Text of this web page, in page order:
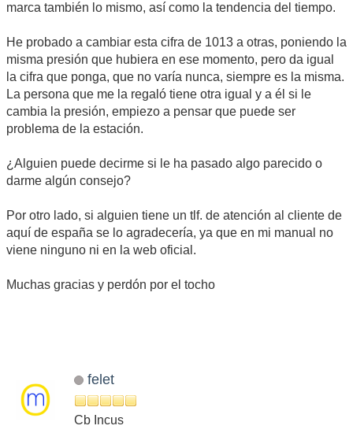
marca también lo mismo, así como la tendencia del tiempo.
He probado a cambiar esta cifra de 1013 a otras, poniendo la
misma presión que hubiera en ese momento, pero da igual
la cifra que ponga, que no varía nunca, siempre es la misma.
La persona que me la regaló tiene otra igual y a él si le
cambia la presión, empiezo a pensar que puede ser
problema de la estación.
¿Alguien puede decirme si le ha pasado algo parecido o
darme algún consejo?
Por otro lado, si alguien tiene un tlf. de atención al cliente de
aquí de españa se lo agradecería, ya que en mi manual no
viene ninguno ni en la web oficial.
Muchas gracias y perdón por el tocho
felet
Cb Incus